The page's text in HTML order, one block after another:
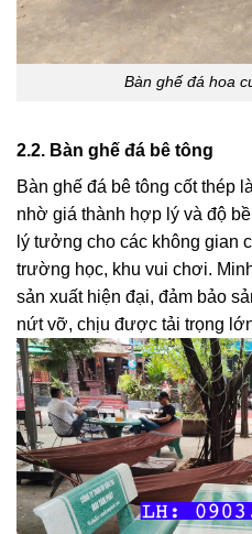
Bàn ghế đá hoa
2.2. Bàn ghế đá bê tông
Bàn ghế đá bê tông cốt thép
nhờ giá thành hợp lý và độ
lý tưởng cho các không gian
trường học, khu vui chơi.
sản xuất hiện đại, đảm bảo
nứt vỡ, chịu được tải trọng